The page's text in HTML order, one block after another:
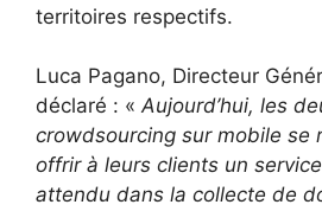
territoires respectifs.
Luca Pagano, Directeur
déclaré : «Aujourd’hui, les
crowdsourcing sur mobile se
offrir à leurs clients un
attendu dans la collecte de